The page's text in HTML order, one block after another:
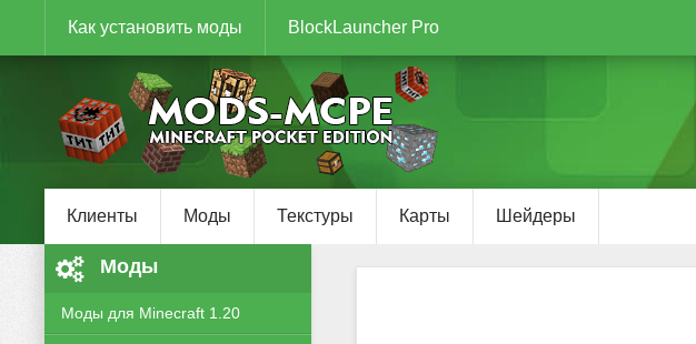
Как установить моды BlockLauncher Pro
Клиенты Моды Текстуры Карты Шейдеры
Моды
Моды для Minecraft 1.20